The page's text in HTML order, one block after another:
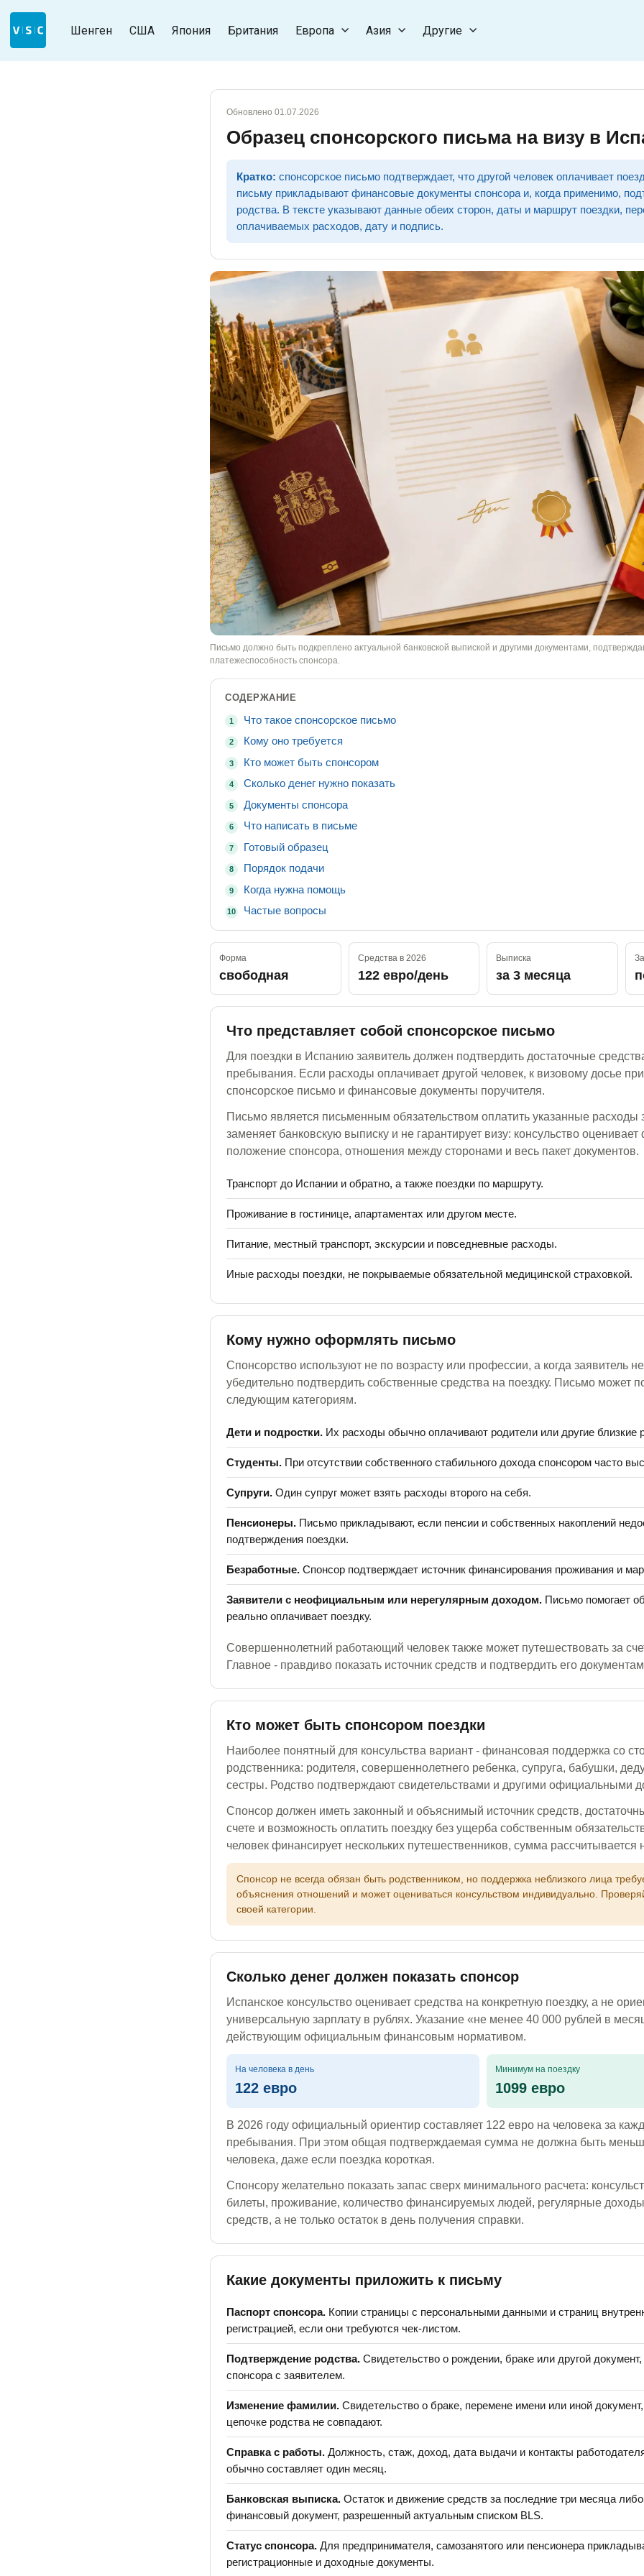
Шенген США Япония Британия Европа Азия Другие
Обновлено 01.07.2026
Образец спонсорского письма на визу в
Кратко: спонсорское письмо подтверждает, что другой человек оплачивает
письму прикладывают финансовые документы спонсора и, когда применимо,
родства. В тексте указывают данные обеих сторон, даты и маршрут поездки,
оплачиваемых расходов, дату и подпись.
Письмо должно быть подкреплено актуальной банковской выпиской и другими документами,
платежеспособность спонсора.
СОДЕРЖАНИЕ
1 Что такое спонсорское письмо
2 Кому оно требуется
3 Кто может быть спонсором
4 Сколько денег нужно показать
5 Документы спонсора
6 Что написать в письме
7 Готовый образец
8 Порядок подачи
9 Когда нужна помощь
10 Частые вопросы
Форма
свободная
Средства в 2026
122 евро/день
Выписка
за 3 месяца
Что представляет собой спонсорское письмо
Для поездки в Испанию заявитель должен подтвердить достаточные
пребывания. Если расходы оплачивает другой человек, к визовому досье
спонсорское письмо и финансовые документы поручителя.
Письмо является письменным обязательством оплатить указанные расходы
заменяет банковскую выписку и не гарантирует визу: консульство
положение спонсора, отношения между сторонами и весь пакет документов.
Транспорт до Испании и обратно, а также поездки по маршруту.
Проживание в гостинице, апартаментах или другом месте.
Питание, местный транспорт, экскурсии и повседневные расходы.
Иные расходы поездки, не покрываемые обязательной медицинской страховкой.
Кому нужно оформлять письмо
Спонсорство используют не по возрасту или профессии, а когда заявитель
убедительно подтвердить собственные средства на поездку. Письмо может
следующим категориям.
Дети и подростки. Их расходы обычно оплачивают родители или другие близкие
Студенты. При отсутствии собственного стабильного дохода спонсором часто
Супруги. Один супруг может взять расходы второго на себя.
Пенсионеры. Письмо прикладывают, если пенсии и собственных накоплений
подтверждения поездки.
Безработные. Спонсор подтверждает источник финансирования проживания и
Заявители с неофициальным или нерегулярным доходом. Письмо помогает
реально оплачивает поездку.
Совершеннолетний работающий человек также может путешествовать за
Главное - правдиво показать источник средств и подтвердить его
Кто может быть спонсором поездки
Наиболее понятный для консульства вариант - финансовая поддержка со
родственника: родителя, совершеннолетнего ребенка, супруга, бабушки,
сестры. Родство подтверждают свидетельствами и другими официальными
Спонсор должен иметь законный и объяснимый источник средств,
счете и возможность оплатить поездку без ущерба собственным
человек финансирует нескольких путешественников, сумма рассчитывается
Спонсор не всегда обязан быть родственником, но поддержка неблизкого лица
объяснения отношений и может оцениваться консульством индивидуально.
своей категории.
Сколько денег должен показать спонсор
Испанское консульство оценивает средства на конкретную поездку, а не
универсальную зарплату в рублях. Указание «не менее 40 000 рублей в
действующим официальным финансовым нормативом.
На человека в день
122 евро
Минимум на поездку
1099 евро
В 2026 году официальный ориентир составляет 122 евро на человека за
пребывания. При этом общая подтверждаемая сумма не должна быть
человека, даже если поездка короткая.
Спонсору желательно показать запас сверх минимального расчета:
билеты, проживание, количество финансируемых людей, регулярные
средств, а не только остаток в день получения справки.
Какие документы приложить к письму
Паспорт спонсора. Копии страницы с персональными данными и страниц
регистрацией, если они требуются чек-листом.
Подтверждение родства. Свидетельство о рождении, браке или другой
спонсора с заявителем.
Изменение фамилии. Свидетельство о браке, перемене имени или иной
цепочке родства не совпадают.
Справка с работы. Должность, стаж, доход, дата выдачи и контакты
обычно составляет один месяц.
Банковская выписка. Остаток и движение средств за последние три месяца либо
финансовый документ, разрешенный актуальным списком BLS.
Статус спонсора. Для предпринимателя, самозанятого или пенсионера
регистрационные и доходные документы.